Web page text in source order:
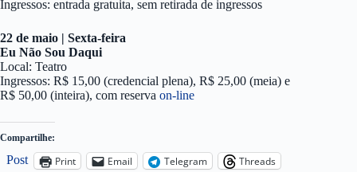
Ingressos: entrada gratuita, sem retirada de ingressos
22 de maio | Sexta-feira
Eu Não Sou Daqui
Local: Teatro
Ingressos: R$ 15,00 (credencial plena), R$ 25,00 (meia) e
R$ 50,00 (inteira), com reserva on-line
Compartilhe:
Post Print Email Telegram
Threads